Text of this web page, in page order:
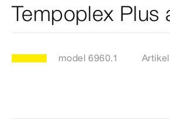
Tempoplex Plus
model 6960.1